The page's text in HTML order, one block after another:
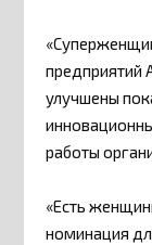
предприятий
улучшены
работы
«Есть
номинация